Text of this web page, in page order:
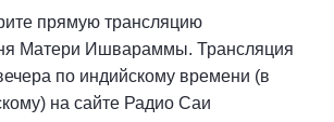
прямую трансляцию
Матери Ишвараммы. Трансляция
по индийскому времени (в
на сайте Радио Саи